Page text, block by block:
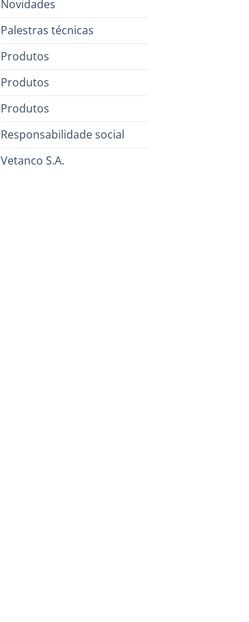
Novidades
Palestras técnicas
Produtos
Produtos
Produtos
Responsabilidade social
Vetanco S.A.